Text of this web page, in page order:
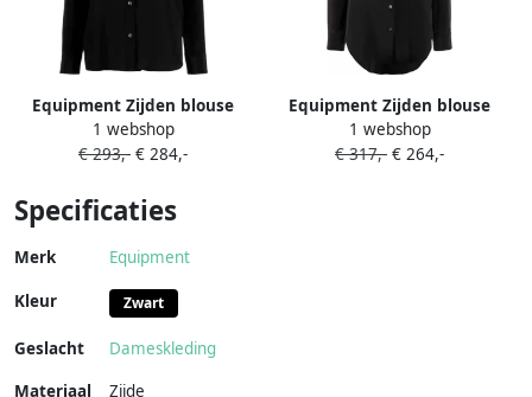
Equipment Zijden blouse
Zwart
1 webshop
€ 293,- € 284,-
Equipment Zijden blouse
Zwart
1 webshop
€ 317,- € 264,-
Specificaties
Merk Equipment
Kleur Zwart
Geslacht
Dameskleding
Materiaal
Zijde